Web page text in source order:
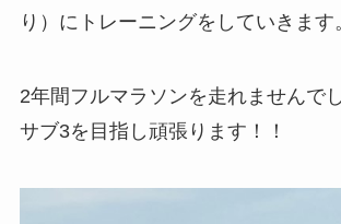
り）にトレーニングをしていきます
2年間フルマラソンを走れませんで
サブ3を目指し頑張ります！！